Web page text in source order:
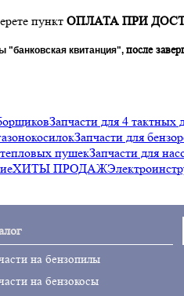
пункт ОПЛАТА ПРИ
"банковская квитанция", после
Запчасти для 4 тактных
Запчасти для
пушекЗапчасти для
ХИТЫ ПРОДАЖ
на бензопилы
на бензокосы